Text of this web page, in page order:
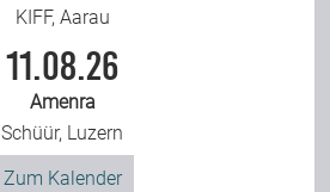
KIFF, Aarau
11.08.26
Amenra
Schüür, Luzern
Zum Kalender